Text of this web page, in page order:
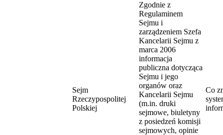
Sejm
Rzeczypospolitej
Polskiej
Zgodnie z
Regulaminem
Sejmu i
zarządzeniem Szefa
Kancelarii Sejmu z
marca 2006
informacja
publiczna dotycząca
Sejmu i jego
organów oraz
Kancelarii Sejmu
(m.in. druki
sejmowe, biuletyny
z posiedzeń komisji
sejmowych, opinie
Co